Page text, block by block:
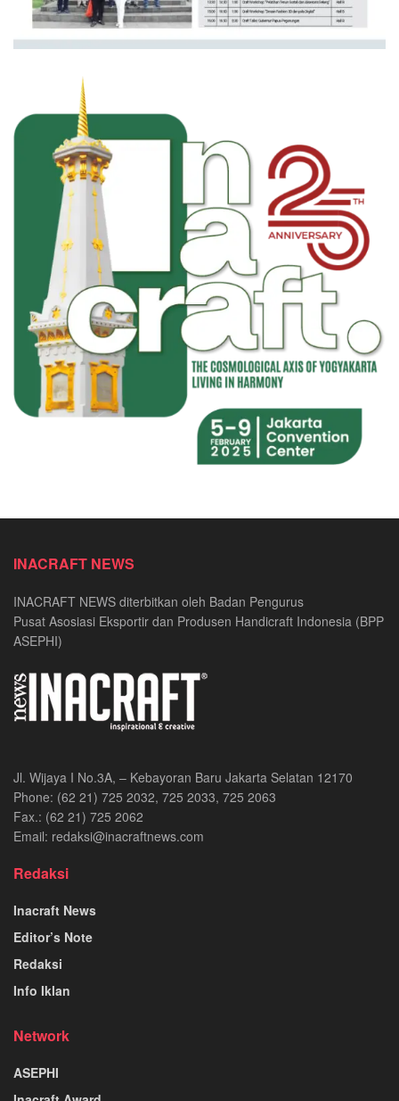
INACRAFT NEWS
INACRAFT NEWS diterbitkan oleh Badan Pengurus
Pusat Asosiasi Eksportir dan Produsen Handicraft Indonesia (BPP
ASEPHI)
Jl. Wijaya I No.3A, – Kebayoran Baru Jakarta Selatan 12170
Phone: (62 21) 725 2032, 725 2033, 725 2063
Fax.: (62 21) 725 2062
Email: redaksi@inacraftnews.com
Redaksi
Inacraft News
Editor’s Note
Redaksi
Info Iklan
Network
ASEPHI